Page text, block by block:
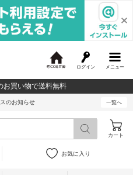
メニュー
ログイン
c
o
お買い物で送料無料
のお知らせ 一覧へ
カート
お気に入り